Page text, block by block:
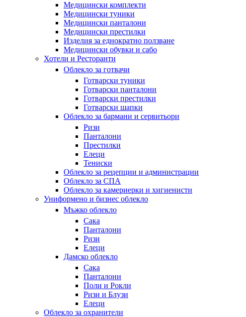
Медицински комплекти
Медицински туники
Медицински панталони
Медицински престилки
Изделия за еднократно ползване
Медицински обувки и сабо
Хотели и Ресторанти
Облекло за готвачи
Готварски туники
Готварски панталони
Готварски престилки
Готварски шапки
Облекло за бармани и сервитьори
Ризи
Панталони
Престилки
Елеци
Тениски
Облекло за рецепции и администрации
Облекло за СПА
Облекло за камериерки и хигиенисти
Униформено и бизнес облекло
Мъжко облекло
Сака
Панталони
Ризи
Елеци
Дамско облекло
Сака
Панталони
Поли и Рокли
Ризи и Блузи
Елеци
Облекло за охранители